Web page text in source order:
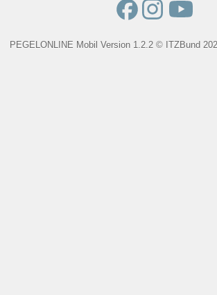
PEGELONLINE Mobil Version 1.2.2 © ITZBund